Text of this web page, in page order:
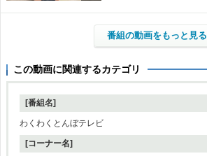
番組の動画をもっと見る
この動画に関連するカテゴリ
[番組名]
わくわくとんぼテレビ
[コーナー名]